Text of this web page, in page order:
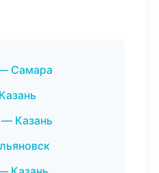
Самара
Казань